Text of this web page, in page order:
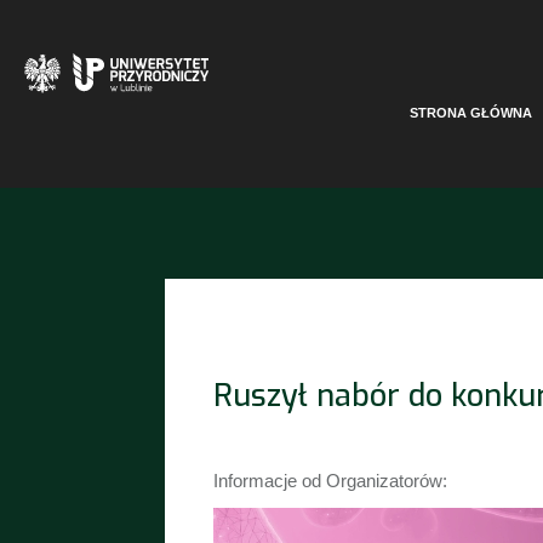
otwiera się w nowej karcie
STRONA GŁÓWNA
Ruszył nabór do
Informacje od Organizatorów: